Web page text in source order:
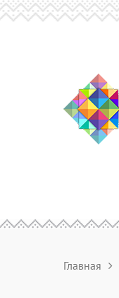
Главная